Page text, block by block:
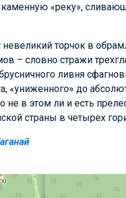
каменную «реку»,
торчок в
– словно стражи
ливня
«униженного» до
не в этом ли и есть
страны в четырех